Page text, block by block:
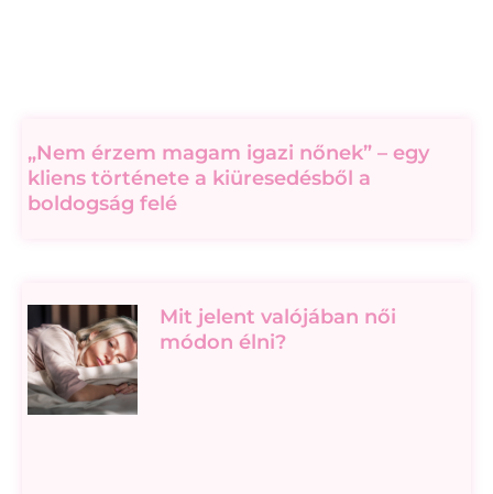
„Nem érzem magam igazi nőnek” – egy
kliens története a kiüresedésből a
boldogság felé
Mit jelent valójában női
módon élni?